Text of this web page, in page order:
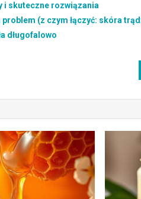
i skuteczne rozwiązania
(z czym łączyć: skóra
długofalowo